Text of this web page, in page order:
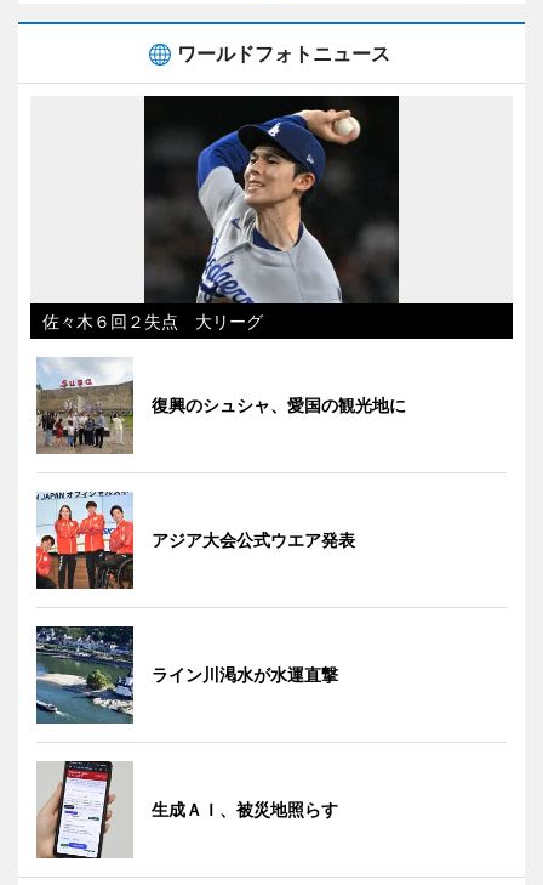
ワールドフォトニュース
佐々木６回２失点 大リーグ
復興のシュシャ、愛国の観光地に
アジア大会公式ウエア発表
ライン川渇水が水運直撃
生成ＡＩ、被災地照らす